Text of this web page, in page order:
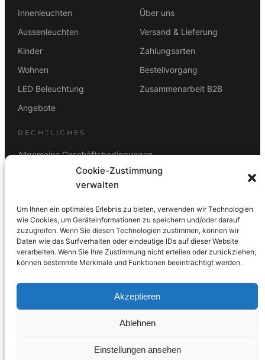
Cookie-Zustimmung
verwalten
Um Ihnen ein optimales Erlebnis zu bieten, verwenden wir Technologien
wie Cookies, um Geräteinformationen zu speichern und/oder darauf
zuzugreifen. Wenn Sie diesen Technologien zustimmen, können wir
Daten wie das Surfverhalten oder eindeutige IDs auf dieser Website
verarbeiten. Wenn Sie Ihre Zustimmung nicht erteilen oder zurückziehen,
können bestimmte Merkmale und Funktionen beeinträchtigt werden.
Akzeptieren
Ablehnen
Einstellungen ansehen
Innenleuchten
Aussenleuchten
Kinder
Wohnen
LED Beleuchtung
Angebote
Über uns
Versand & Lieferung
Zahlungsarten
Bestellvorgang
Zusammenarbeit B2B
RECHTLICHES
Allgemeine Geschäftsbedingungen
Rücktrittsbelehrung
ZAHLUNGSARTEN
Vorkasse Visa Mastercard Link PayPal
G-Pay
Made with care in Wien 🇦🇹